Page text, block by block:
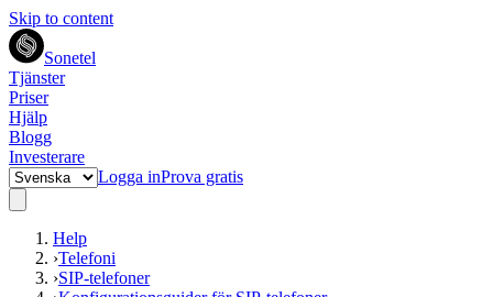
Skip to content
Sonetel
Tjänster
Priser
Hjälp
Blogg
Investerare
Logga inProva gratis
Help
›Telefoni
›SIP-telefoner